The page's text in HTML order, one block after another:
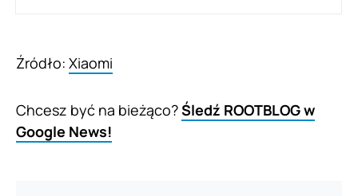
Źródło: Xiaomi
Chcesz być na bieżąco?Śledź ROOTBLOG w
Google News!